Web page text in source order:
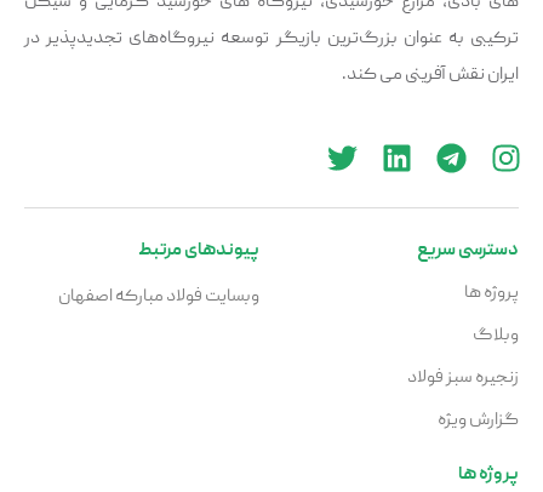
ترکیبی به عنوان بزرگ‌ترین بازیگر توسعه نیروگاه‌های تجدیدپذیر در
ایران نقش آفرینی می کند.
دسترسی سریع
پروژه ها
وبلاگ
زنجیره سبز فولاد
گزارش ویژه
پیوندهای مرتبط
وبسایت فولاد مبارکه اصفهان
پروژه ها